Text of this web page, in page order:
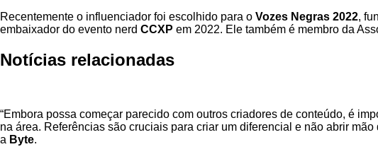
Recentemente o influenciador foi escolhido para o Vozes Negras 2022,
embaixador do evento nerd CCXP em 2022. Ele também é membro da
Notícias relacionadas
“Embora possa começar parecido com outros criadores de conteúdo, é
na área. Referências são cruciais para criar um diferencial e não abrir
a Byte.